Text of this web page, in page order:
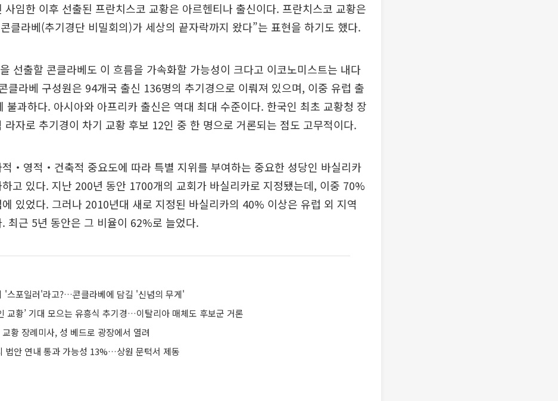
사임한 이후 선출된 프란치스코 교황은 아르헨티나 출신이다. 프란치스코 교황은
클라베(추기경단 비밀회의)가 세상의 끝자락까지 왔다”는 표현을 하기도 했다.
선출할 콘클라베도 이 흐름을 가속화할 가능성이 크다고 이코노미스트는 내다
클라베 구성원은 94개국 출신 136명의 추기경으로 이뤄져 있으며, 이중 유럽 출
불과하다. 아시아와 아프리카 출신은 역대 최대 수준이다. 한국인 최초 교황청 장
라자로 추기경이 차기 교황 후보 12인 중 한 명으로 거론되는 점도 고무적이다.
적‧영적‧건축적 중요도에 따라 특별 지위를 부여하는 중요한 성당인 바실리카
고 있다. 지난 200년 동안 1700개의 교회가 바실리카로 지정됐는데, 이중 70%
있었다. 그러나 2010년대 새로 지정된 바실리카의 40% 이상은 유럽 외 지역
최근 5년 동안은 그 비율이 62%로 늘었다.
'스포일러'라고?…콘클라베에 담길 '신념의 무게'
교황’ 기대 모으는 유흥식 추기경…이탈리아 매체도 후보군 거론
황 장례미사, 성 베드로 광장에서 열려
법안 연내 통과 가능성 13%…상원 문턱서 제동